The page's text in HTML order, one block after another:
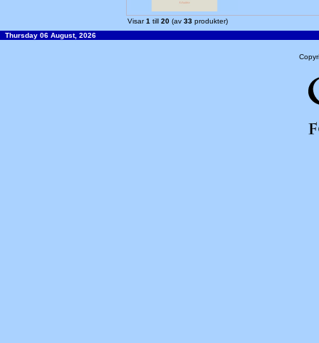
Visar1 till 20 (av 33 produkter)
Thursday 06 August, 2026